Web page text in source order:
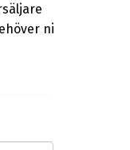
ni